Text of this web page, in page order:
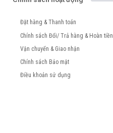
Đặt hàng & Thanh toán
Chính sách Đổi/ Trả hàng & Hoàn tiền
Vận chuyển & Giao nhận
Chính sách Bảo mật
Điều khoản sử dụng